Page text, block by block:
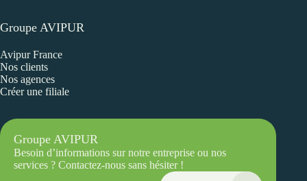
Groupe AVIPUR
Avipur France
Nos clients
Nos agences
Créer une filiale
Groupe AVIPUR
Besoin d’informations sur notre entreprise ou nos
services ? Contactez-nous sans hésiter !